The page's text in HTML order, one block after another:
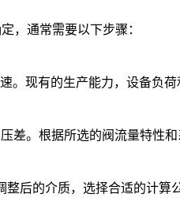
，通常需要以下步骤：
现有的生产能力，设备负荷
。根据所选的阀流量特性和
后的介质，选择合适的计算